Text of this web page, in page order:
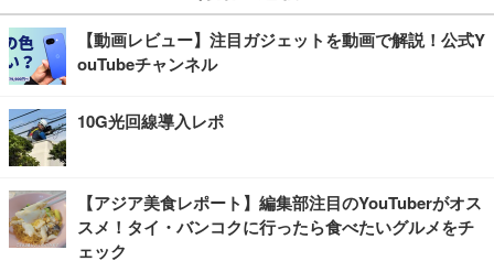
【動画レビュー】注目ガジェットを動画で解説！公式Y
ouTubeチャンネル
10G光回線導入レポ
【アジア美食レポート】編集部注目のYouTuberがオス
スメ！タイ・バンコクに行ったら食べたいグルメをチ
ェック